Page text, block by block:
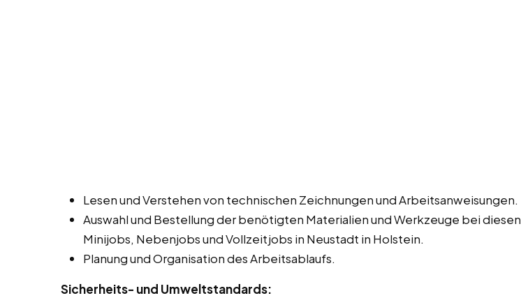
Lesen und Verstehen von technischen Zeichnungen und Arbeitsanweisungen.
Auswahl und Bestellung der benötigten Materialien und Werkzeuge bei diesen
Minijobs, Nebenjobs und Vollzeitjobs in Neustadt in Holstein.
Planung und Organisation des Arbeitsablaufs.
Sicherheits- und Umweltstandards: